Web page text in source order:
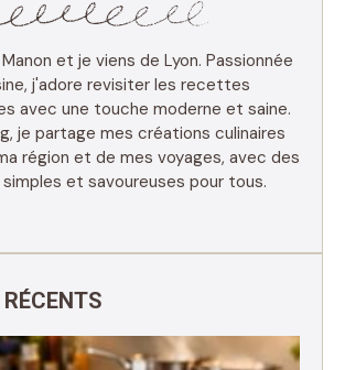
et je viens de Lyon. Passionnée
j'adore revisiter les recettes
avec une touche moderne et saine.
je partage mes créations culinaires
région et de mes voyages, avec des
et savoureuses pour tous.